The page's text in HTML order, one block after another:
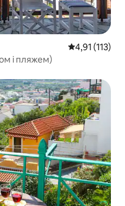
Середня
4,91 (113)
і пляжем)